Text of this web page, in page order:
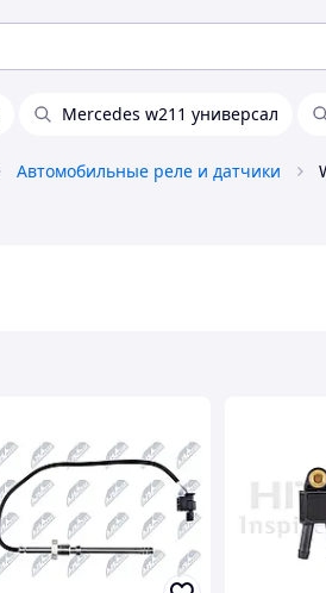
Mercedes w211 универсал
Автомобильные реле и датчики